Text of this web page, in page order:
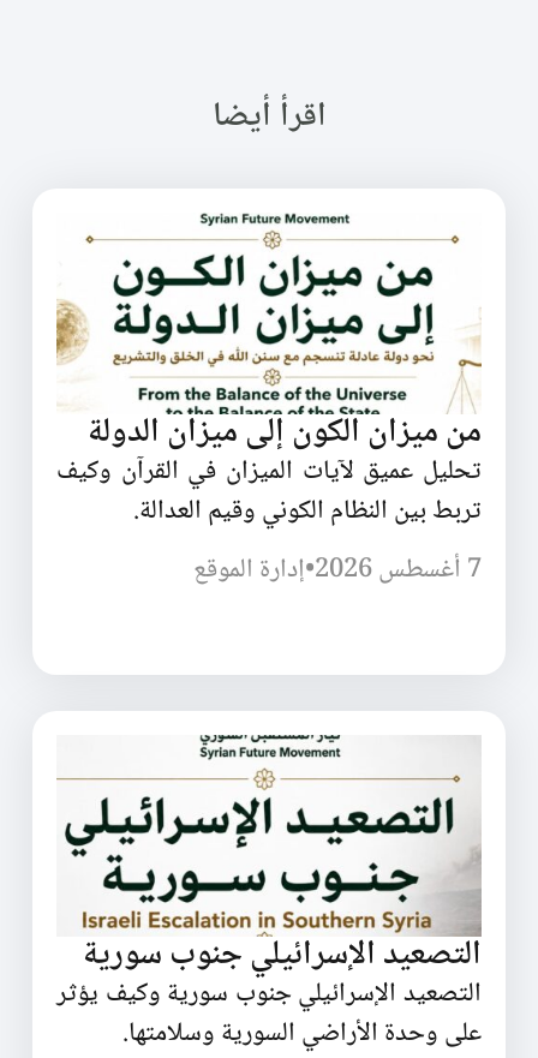
اقرأ أيضا
من ميزان الكون إلى ميزان الدولة
تحليل عميق لآيات الميزان في القرآن وكيف
تربط بين النظام الكوني وقيم العدالة.
7 أغسطس 2026
•إدارة الموقع
التصعيد الإسرائيلي جنوب سورية
التصعيد الإسرائيلي جنوب سورية وكيف يؤثر
على وحدة الأراضي السورية وسلامتها.